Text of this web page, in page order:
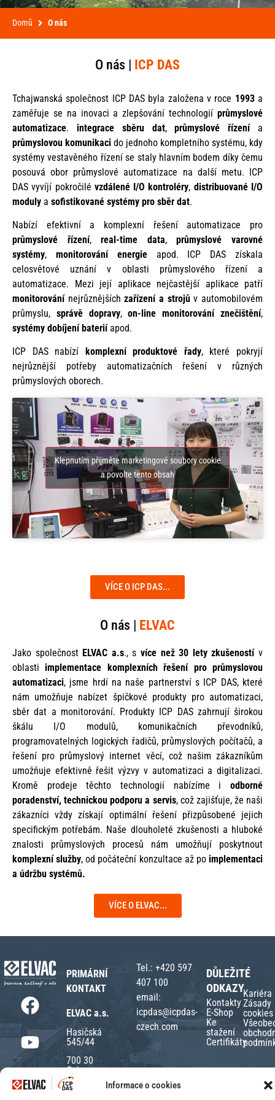
Informace o cookies
Domů O nás
O nás | ICP DAS
Tchajwanská společnost ICP DAS byla založena v roce 1993a
zaměřuje se na inovaci a zlepšování technologií průmyslové
automatizace. integrace sběru dat,průmyslové řízenía
průmyslovou komunikaci do jednoho kompletního systému, kdy
systémy vestavěného řízení se staly hlavním bodem díky čemu
posouvá obor průmyslové automatizace na další metu. ICP
DAS vyvíjí pokročilé vzdálené I/O kontroléry, distribuované I/O
moduly a sofistikované systémy pro sběr dat.
Nabízí efektivní a komplexní řešení automatizace pro
průmyslové řízení,real-time data,průmyslové varovné
systémy, monitorování energieapod. ICP DAS získala
celosvětové uznání v oblasti průmyslového řízení a
automatizace. Mezi její aplikace nejčastější aplikace patří
monitorovánínejrůznějšíchzařízení a strojův automobilovém
průmyslu, správě dopravy,on-line monitorování znečištění,
systémy dobíjení bateriíapod.
ICP DAS nabízí komplexní produktové řady, které pokryjí
nejrůznější potřeby automatizačních řešení v různých
průmyslových oborech.
Klepnutím přijměte marketingové soubory cookie
a povolte tento obsah
VÍCE O ICP DAS...
O nás | ELVAC
Jako společnost ELVAC a.s., svíce než 30 lety zkušenostív
oblasti implementace komplexních řešení pro průmyslovou
automatizaci, jsme hrdí na naše partnerství s ICP DAS, které
nám umožňuje nabízet špičkové produkty pro automatizaci,
sběr dat a monitorování. Produkty ICP DAS zahrnují širokou
škálu I/O modulů, komunikačních převodníků,
programovatelných logických řadičů, průmyslových počítačů, a
řešení pro průmyslový internet věcí, což našim zákazníkům
umožňuje efektivně řešit výzvy v automatizaci a digitalizaci.
Kromě prodeje těchto technologií nabízíme i odborné
poradenství, technickou podporu a servis, což zajišťuje, že naši
zákazníci vždy získají optimální řešení přizpůsobené jejich
specifickým potřebám. Naše dlouholeté zkušenosti a hluboké
znalosti průmyslových procesů nám umožňují poskytnout
komplexní služby, od počáteční konzultace až poimplementaci
a údržbu systémů.
VÍCE O ELVAC...
PRIMÁRNÍ
KONTAKT
ELVAC a.s.
Hasičská
545/44
700 30
Ostrava
Hrabůvka
Tel.:+420 597
407 100
email:
icpdas@icpdas-
czech.com
DŮLEŽITÉ
ODKAZY
Kontakty
E-Shop
Ke
stažení
Certifikáty
Kariéra
Zásady
cookies